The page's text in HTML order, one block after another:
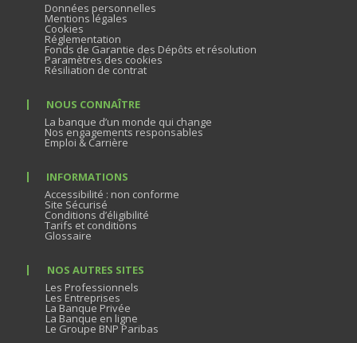
Données personnelles
Mentions légales
Cookies
Réglementation
Fonds de Garantie des Dépôts et résolution
Paramètres des cookies
Résiliation de contrat
NOUS CONNAÎTRE
La banque d’un monde qui change
Nos engagements responsables
Emploi & Carrière
INFORMATIONS
Accessibilité : non conforme
Site Sécurisé
Conditions d’éligibilité
Tarifs et conditions
Glossaire
NOS AUTRES SITES
Les Professionnels
Les Entreprises
La Banque Privée
La Banque en ligne
Le Groupe BNP Paribas